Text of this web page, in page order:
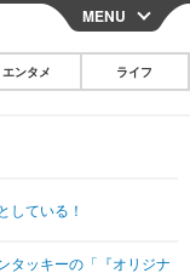
CLOSE
MENU
エンタメ ライフ
している！
ッキーの「『オリジナ